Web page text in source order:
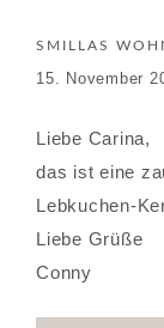
SMILLAS
15. November
Liebe Carina,
das ist eine
Lebkuchen-
Liebe Grüße
Conny